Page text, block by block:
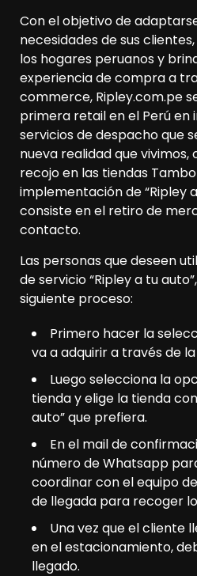
Con el objetivo de
necesidades de sus
los hogares peruanos y
experiencia de compra a
commerce, Ripley.com.pe
primera retail en el Perú
servicios de despacho que
nueva realidad que
recojo en las tiendas
implementación de “Ripley
consiste en el retiro de
contacto.
Las personas que deseen
de servicio “Ripley a tu
siguiente proceso:
Primero hacer la
va a adquirir a través de
Luego selecciona la
tienda y elige la tienda
auto” que prefiera.
En el mail de
número de Whatsapp
coordinar con el equipo
de llegada para recoger
Una vez que el cliente
en el estacionamiento,
llegado.